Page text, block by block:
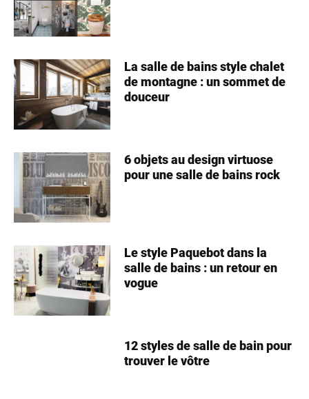
La salle de bains style chalet
de montagne : un sommet de
douceur
6 objets au design virtuose
pour une salle de bains rock
Le style Paquebot dans la
salle de bains : un retour en
vogue
12 styles de salle de bain pour
trouver le vôtre